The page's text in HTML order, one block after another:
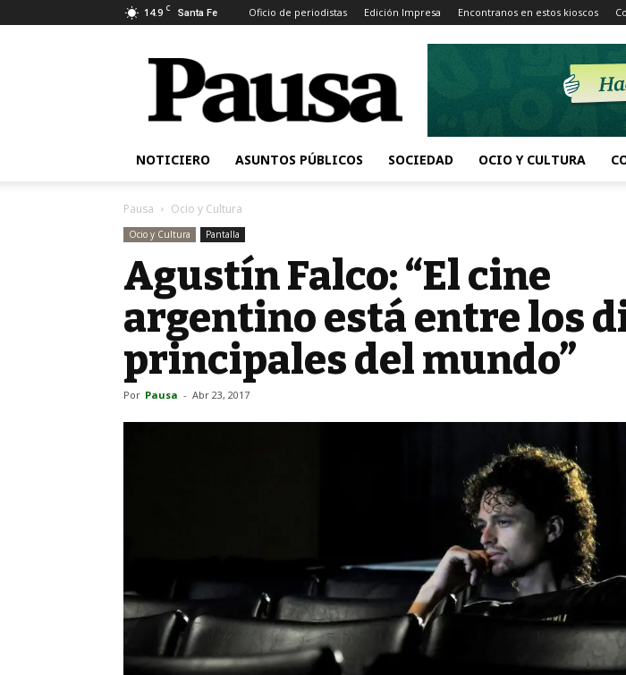
14.9 C Santa Fe Oficio de periodistas Edición Impresa Encontranos en estos kioscos
Pausa
NOTICIERO ASUNTOS PÚBLICOS SOCIEDAD OCIO Y CULTURA
Pausa Ocio y Cultura
Ocio y Cultura Pantalla
Agustín Falco: “El cine
argentino está entre los
principales del mundo”
Por Pausa - Abr 23, 2017